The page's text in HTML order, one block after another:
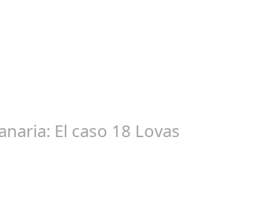
El caso 18 Lovas